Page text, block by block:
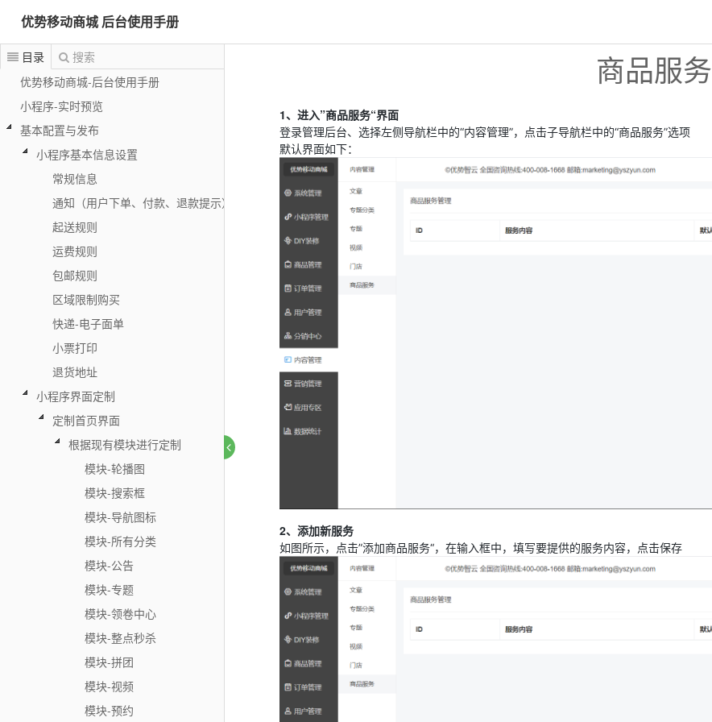
优势移动商城 后台使用手册
目录
搜索
优势移动商城-后台使用手册
小程序-实时预览
基本配置与发布
小程序基本信息设置
常规信息
通知（用户下单、付款、退款提示）
起送规则
运费规则
包邮规则
区域限制购买
快递-电子面单
小票打印
退货地址
小程序界面定制
定制首页界面
根据现有模块进行定制
模块-轮播图
模块-搜索框
模块-导航图标
模块-所有分类
模块-公告
模块-专题
模块-领卷中心
模块-整点秒杀
模块-拼团
模块-视频
模块-预约
商品服务
1、进入”商品服务“界面
登录管理后台、选择左侧导航栏中的“内容管理”，点击子导航栏中的“商品服务”选项
默认界面如下：
2、添加新服务
如图所示，点击”添加商品服务“，在输入框中，填写要提供的服务内容，点击保存